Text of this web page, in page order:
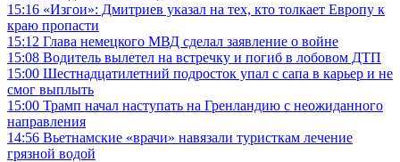
15:16 «Изгои»: Дмитриев указал на тех, кто толкает Европу к
краю пропасти
15:12 Глава немецкого МВД сделал заявление о войне
15:08 Водитель вылетел на встречку и погиб в лобовом ДТП
15:00 Шестнадцатилетний подросток упал с сапа в карьер и не
смог выплыть
15:00 Трамп начал наступать на Гренландию с неожиданного
направления
14:56 Вьетнамские «врачи» навязали туристкам лечение
грязной водой